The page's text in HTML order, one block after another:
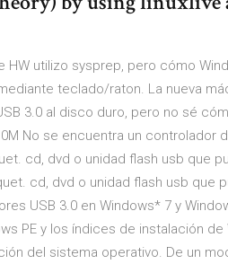
utilizo sysprep, pero cómo
teclado/raton. La nueva
3.0 al disco duro, pero no sé
No se encuentra un
cd, dvd o unidad flash usb que
cd, dvd o unidad flash usb que
USB 3.0 en Windows* 7 y
PE y los índices de instalación
del sistema operativo. De un